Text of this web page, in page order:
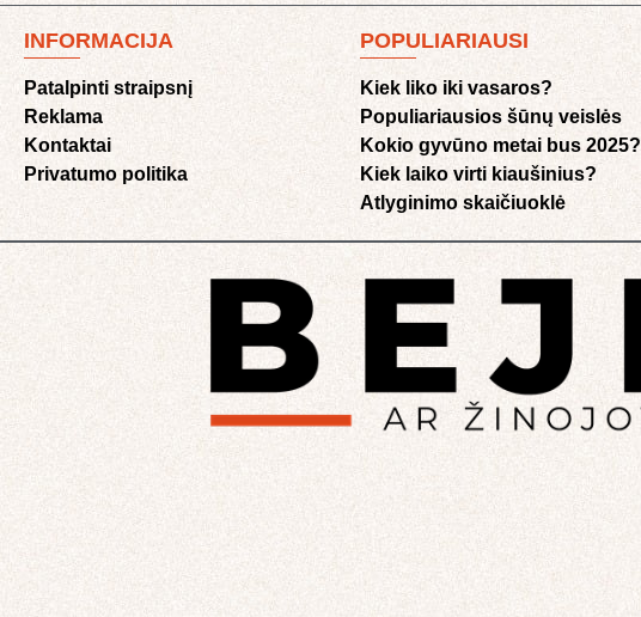
INFORMACIJA
Patalpinti straipsnį
Reklama
Kontaktai
Privatumo politika
POPULIARIAUSI
Kiek liko iki vasaros?
Populiariausios šūnų veislės
Kokio gyvūno metai bus 2025?
Kiek laiko virti kiaušinius?
Atlyginimo skaičiuoklė​